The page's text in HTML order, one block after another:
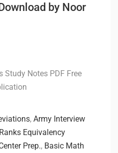
by Noor
Study Notes PDF Free
, Army Interview
Equivalency
Prep., Basic Math